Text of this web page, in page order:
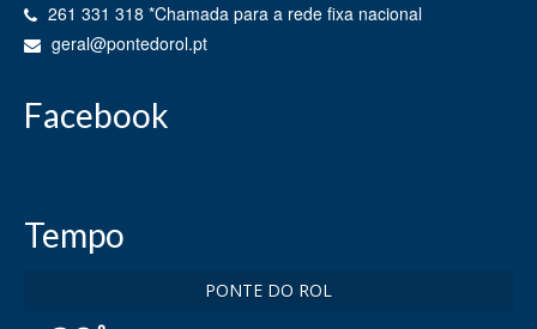
261 331 318 *Chamada para a rede fixa nacional
geral@pontedorol.pt
Facebook
Tempo
PONTE DO ROL